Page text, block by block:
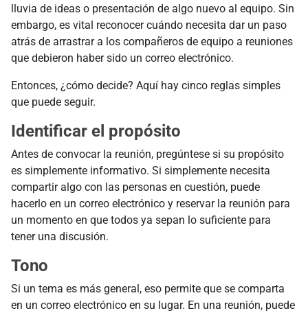
lluvia de ideas o presentación de algo nuevo al equipo. Sin
embargo, es vital reconocer cuándo necesita dar un paso
atrás de arrastrar a los compañeros de equipo a reuniones
que debieron haber sido un correo electrónico.
Entonces, ¿cómo decide? Aquí hay cinco reglas simples
que puede seguir.
Identificar el propósito
Antes de convocar la reunión, pregúntese si su propósito
es simplemente informativo. Si simplemente necesita
compartir algo con las personas en cuestión, puede
hacerlo en un correo electrónico y reservar la reunión para
un momento en que todos ya sepan lo suficiente para
tener una discusión.
Tono
Si un tema es más general, eso permite que se comparta
en un correo electrónico en su lugar. En una reunión, puede